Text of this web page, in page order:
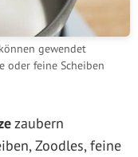
gewendet
oder feine Scheiben
zaubern
Zoodles, feine